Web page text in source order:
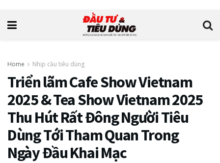
Home Nhịp cầu tiêu dùng
Triển lãm Cafe Show Vietnam
2025 & Tea Show Vietnam 2025
Thu Hút Rất Đông Người Tiêu
Dùng Tới Tham Quan Trong
Ngày Đầu Khai Mạc